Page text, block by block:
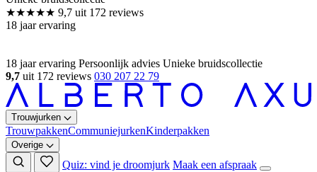
18 jaar ervaring Persoonlijk advies Unieke bruidscollectie
9,7 uit 172 reviews 030 207 22 79
Trouwjurken
TrouwpakkenCommuniejurkenKinderpakken
Overige
Quiz: vind je droomjurk Maak een afspraak